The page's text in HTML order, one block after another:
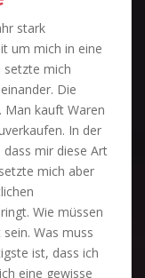
stark
um mich in eine
setzte mich
Die
Man kauft Waren
In der
dass mir diese Art
mich aber
Wie müssen
Was muss
ist, dass ich
eine gewisse